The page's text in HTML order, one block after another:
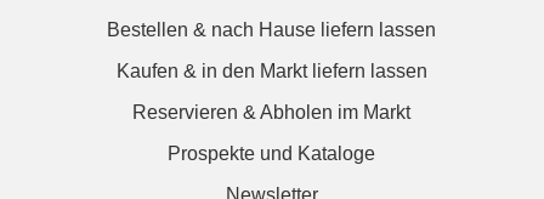
Bestellen & nach Hause liefern lassen
Kaufen & in den Markt liefern lassen
Reservieren & Abholen im Markt
Prospekte und Kataloge
Newsletter